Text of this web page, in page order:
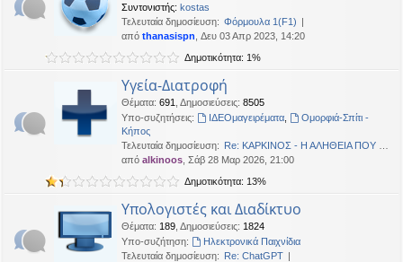
neodikos•Κυρ 18 Ιαν 2026, 01:49
Καλημέρα σε όλους
OTTO•Πέμ 08 Ιαν 2026, 01:33
Χρόνια πολλά, καλή χρονια με δικαιοσύνη στα παντα.
Συντονιστής: kostas
Τελευταία δημοσίευση: Φόρμουλα 1(F1)
από thanasispn , Δευ 03 Απρ 2023, 14:20
Δημοτικότητα: 1%
Υγεία-Διατροφή
Θέματα: 691 Δημοσιεύσεις: 8505
Υπο-συζητήσεις:
ΙΔΕΟμαγειρέματα,
Ομορφιά-Σπίτι -
Κήπος
Τελευταία δημοσίευση: Re: ΚΑΡΚΙΝΟΣ - Η ΑΛΗΘΕΙΑ ΠΟΥ …
από alkinoos , Σάβ 28 Μαρ 2026, 21:00
Δημοτικότητα: 13%
Υπολογιστές και Διαδίκτυο
Θέματα: 189 Δημοσιεύσεις: 1824
Υπο-συζήτηση:
Ηλεκτρονικά Παιχνίδια
Τελευταία δημοσίευση: Re: ChatGPT